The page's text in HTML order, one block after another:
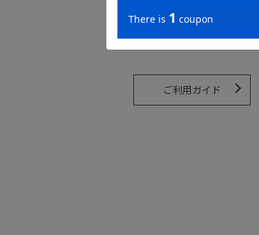
ご利用ガイド